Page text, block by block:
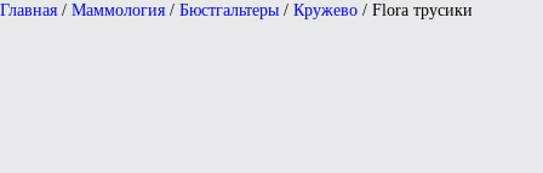
Главная / Маммология / Бюстгальтеры / Кружево / Flora трусики